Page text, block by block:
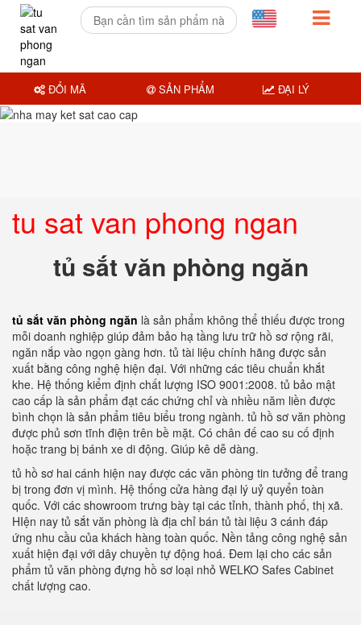
tu sat van phong ngan
tủ sắt văn phòng ngăn
tủ sắt văn phòng ngăn là sản phẩm không thể thiếu được trong
mỗi doanh nghiệp giúp đảm bảo hạ tầng lưu trữ hồ sơ rộng rãi,
ngăn nắp vào ngọn gàng hơn. tủ tài liệu chính hãng được sản
xuất bằng công nghệ hiện đại. Với những các tiêu chuẩn khắt
khe. Hệ thống kiểm định chất lượng ISO 9001:2008. tủ bảo mật
cao cấp là sản phẩm đạt các chứng chỉ và nhiều năm liền được
bình chọn là sản phẩm tiêu biểu trong ngành. tủ hồ sơ văn phòng
được phủ sơn tĩnh điện trên bề mặt. Có chân đế cao su cố định
hoặc trang bị bánh xe di động. Giúp kê dễ dàng.
tủ hồ sơ hai cánh hiện nay được các văn phòng tin tưởng để trang
bị trong đơn vị mình. Hệ thống cửa hàng đại lý uỷ quyển toàn
quốc. Với các showroom trưng bày tại các tỉnh, thành phố, thị xã.
HIện nay tủ sắt văn phòng là địa chỉ bán tủ tài liệu 3 cánh đáp
ứng nhu cầu của khách hàng toàn quốc. Nền tảng công nghệ sản
xuất hiện đại với dây chuyền tự động hoá. Đem lại cho các sản
phẩm tủ văn phòng đựng hồ sơ loại nhỏ WELKO Safes Cabinet
chất lượng cao.
ĐỔI MÃ SẢN PHẨM ĐẠI LÝ